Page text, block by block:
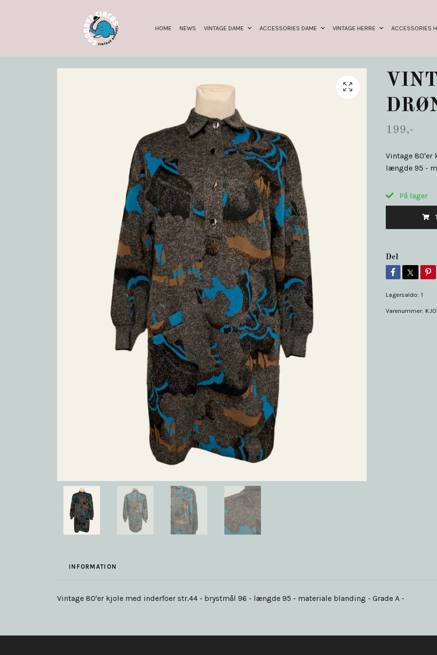
HOME NEWS VINTAGE DAME ACCESSORIES DAME VINTAGE HERRE ACCESSORIES
199,-
Vintage 80'er
længde 95 -
På lager
Del
Lagersaldo: 1
Varenummer:
INFORMATION
Vintage 80'er kjole med inderfoer str.44 - brystmål 96 - længde 95 - materiale blanding - Grade A -